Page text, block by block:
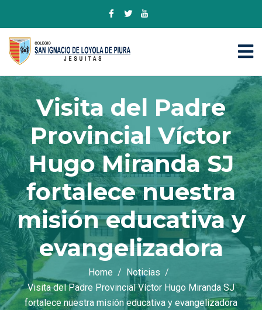
Visita del Padre
Provincial Víctor
Hugo Miranda SJ
fortalece nuestra
misión educativa y
evangelizadora
Home
Noticias
Visita del Padre Provincial Víctor Hugo Miranda SJ
fortalece nuestra misión educativa y evangelizadora